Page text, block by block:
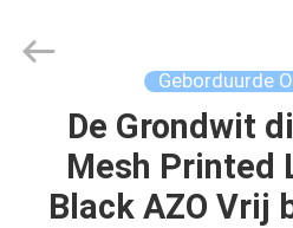
THUIS
PRODUCTEN
Ltd..
Geborduurde
De Grondwit
Mesh Printed
Black AZO Vrij